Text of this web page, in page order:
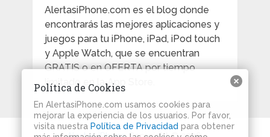
AlertasiPhone.com es el blog donde
encontrarás las mejores aplicaciones y
juegos para tu iPhone, iPad, iPod touch
y Apple Watch, que se encuentran
GRATIS o en OFERTA por tiempo
limitado en la App Store.
Política de Cookies
En AlertasiPhone.com usamos cookies para
mejorar la experiencia de los usuarios. Por favor,
visita nuestra Política de Privacidad para obtener